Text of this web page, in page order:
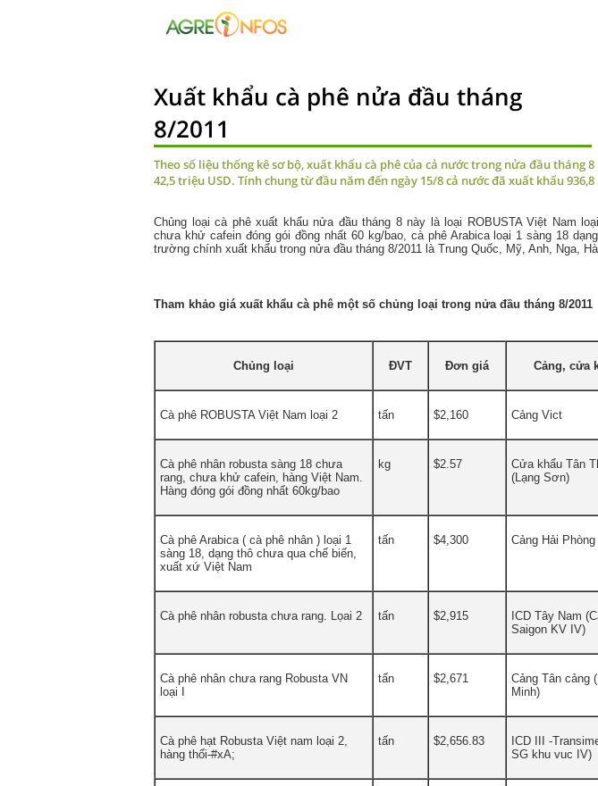
Xuất khẩu cà phê nửa đầu tháng
8/2011
Theo số liệu thống kê sơ bộ, xuất khẩu cà phê của cả nước trong nửa đầu tháng
42,5 triệu USD. Tính chung từ đầu năm đến ngày 15/8 cả nước đã xuất khẩu
Chủng loại cà phê xuất khẩu nửa đầu tháng 8 này là loại ROBUSTA Việt Nam
chưa khử cafein đóng gói đồng nhất 60 kg/bao, cà phê Arabica loại 1 sàng 18
trường chính xuất khẩu trong nửa đầu tháng 8/2011 là Trung Quốc, Mỹ, Anh, Nga,
Tham khảo giá xuất khẩu cà phê một số chủng loại trong nửa đầu tháng 8/2011
Chủng loại ĐVT Đơn giá Cảng, cửa
Cà phê ROBUSTA Việt Nam loại 2 tấn $2,160 Cảng Vict
Cà phê nhân robusta sàng 18 chưa
rang, chưa khử cafein, hàng Việt Nam.
Hàng đóng gói đồng nhất 60kg/bao
kg $2.57
Cửa khẩu Tân
(Lạng Sơn)
Cà phê Arabica ( cà phê nhân ) loại 1
sàng 18, dạng thô chưa qua chế biến,
xuất xứ Việt Nam
tấn $4,300 Cảng Hải Phòng
Cà phê nhân robusta chưa rang. Lọai 2 tấn $2,915
ICD Tây Nam
Saigon KV IV)
Cà phê nhân chưa rang Robusta VN
loại I
tấn $2,671
Cảng Tân cảng
Minh)
Cà phê hạt Robusta Việt nam loại 2,
hàng thổi-#xA;
tấn $2,656.83
ICD III -
SG khu vuc IV)